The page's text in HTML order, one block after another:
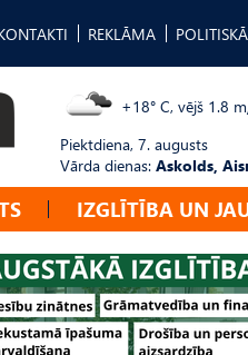
REKLĀMA
+18° C, vējš 1.8
Piektdiena, 7. augusts
Vārda dienas: Askolds,
IZGLĪTĪBA UN